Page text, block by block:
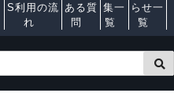
S利用の流
れ
ある質
問
集一
覧
らせ一
覧